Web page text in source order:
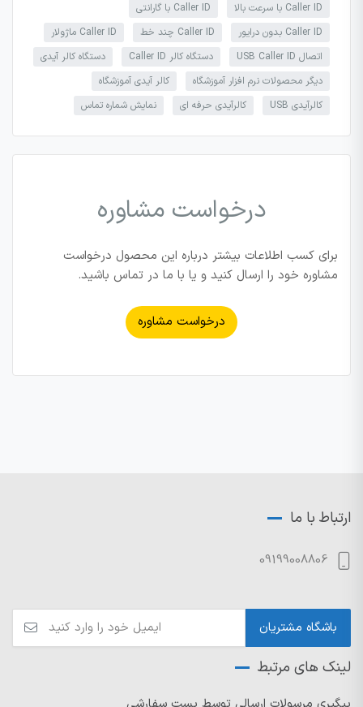
Caller ID با سرعت بالا
Caller ID با گارانتی
Caller ID بدون درایور
Caller ID چند خط
Caller ID ماژولار
اتصال USB Caller ID
دستگاه کالر Caller ID
دستگاه کالر آیدی
دیگر محصولات نرم افزار آموزشگاه
کالر آیدی آموزشگاه
کالرآیدی USB
کالرآیدی حرفه ای نمایش شماره تماس
درخواست مشاوره
برای کسب اطلاعات بیشتر درباره این محصول درخواست
مشاوره خود را ارسال کنید و یا با ما در تماس باشید.
درخواست مشاوره
ارتباط با ما
09199008806
لینک های مرتبط